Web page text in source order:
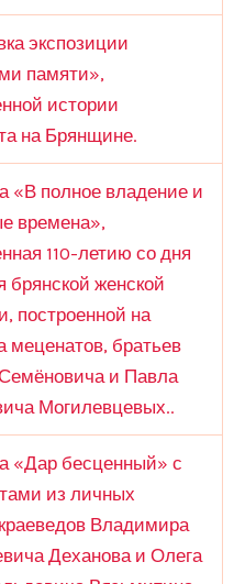
экспозиции
памяти»,
истории
на Брянщине.
«В полное владение и
времена»,
110-летию со дня
брянской женской
построенной на
меценатов, братьев
и Павла
Могилевцевых..
«Дар бесценный» с
из личных
Владимира
Деханова и Олега